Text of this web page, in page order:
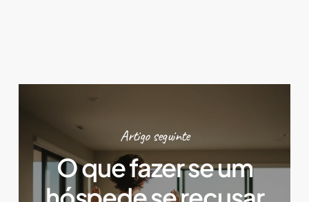
Artigo seguinte
O que fazer se um